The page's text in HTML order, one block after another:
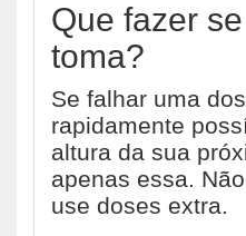
Que fazer
toma?
Se falhar uma
rapidamente
altura da sua
apenas essa.
use doses extra.